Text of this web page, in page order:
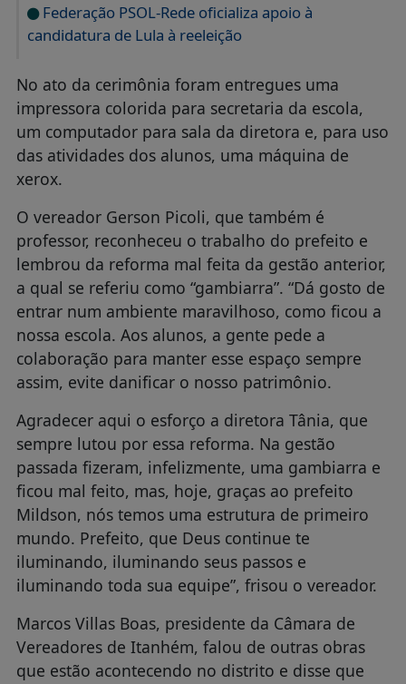
Federação PSOL-Rede oficializa apoio à
candidatura de Lula à reeleição
No ato da cerimônia foram entregues uma
impressora colorida para secretaria da escola,
um computador para sala da diretora e, para uso
das atividades dos alunos, uma máquina de
xerox.
O vereador Gerson Picoli, que também é
professor, reconheceu o trabalho do prefeito e
lembrou da reforma mal feita da gestão anterior,
a qual se referiu como “gambiarra”. “Dá gosto de
entrar num ambiente maravilhoso, como ficou a
nossa escola. Aos alunos, a gente pede a
colaboração para manter esse espaço sempre
assim, evite danificar o nosso patrimônio.
Agradecer aqui o esforço a diretora Tânia, que
sempre lutou por essa reforma. Na gestão
passada fizeram, infelizmente, uma gambiarra e
ficou mal feito, mas, hoje, graças ao prefeito
Mildson, nós temos uma estrutura de primeiro
mundo. Prefeito, que Deus continue te
iluminando, iluminando seus passos e
iluminando toda sua equipe”, frisou o vereador.
Marcos Villas Boas, presidente da Câmara de
Vereadores de Itanhém, falou de outras obras
que estão acontecendo no distrito e disse que